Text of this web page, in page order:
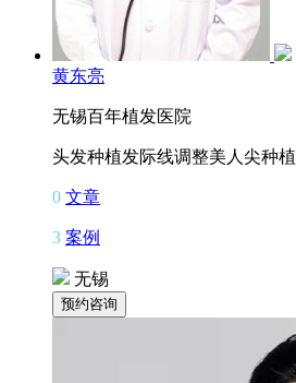
黄东亮
无锡百年植发医院
头发种植发际线调整美人尖种植
0 文章
3 案例
无锡